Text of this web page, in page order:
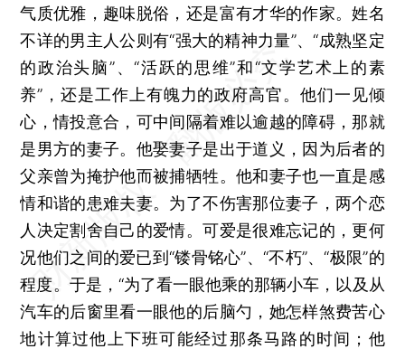
气质优雅，趣味脱俗，还是富有才华的作家。姓名
不详的男主人公则有“强大的精神力量”、“成熟坚定
的政治头脑”、“活跃的思维”和“文学艺术上的素
养”，还是工作上有魄力的政府高官。他们一见倾
心，情投意合，可中间隔着难以逾越的障碍，那就
是男方的妻子。他娶妻子是出于道义，因为后者的
父亲曾为掩护他而被捕牺牲。他和妻子也一直是感
情和谐的患难夫妻。为了不伤害那位妻子，两个恋
人决定割舍自己的爱情。可爱是很难忘记的，更何
况他们之间的爱已到“镂骨铭心”、“不朽”、“极限”的
程度。于是，“为了看一眼他乘的那辆小车，以及从
汽车的后窗里看一眼他的后脑勺，她怎样煞费苦心
地计算过他上下班可能经过那条马路的时间；他